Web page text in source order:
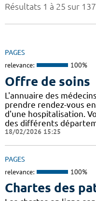
Résultats 1 à 25 sur
PAGES
relevance: 100%
Offre de soins
L'annuaire des
prendre rendez-vous
d'une hospitalisation.
des différents
18/02/2026 15:25
PAGES
relevance: 100%
Chartes des